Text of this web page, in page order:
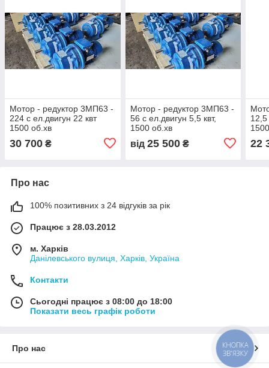
Мотор - редуктор 3МП63 -
224 с ел.двигун 22 квт
1500 об.хв
30 700 ₴
Мотор - редуктор 3МП63 -
56 с ел.двигун 5,5 квт,
1500 об.хв
від 25 500₴
12,5
22
Про нас
100% позитивних з 24 відгуків за рік
Працює з 28.03.2012
м. Харків
Данілевського вулиця, Харків, Україна
Контакти
Сьогодні працює з 08:00 до 18:00
Показати весь графік роботи
Про нас
КНОПКА
ЗВ'ЯЗКУ